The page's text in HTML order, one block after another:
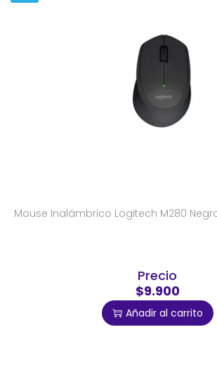
Mouse Inalámbrico Logitech M280
Precio
$9.900
Añadir al carrito